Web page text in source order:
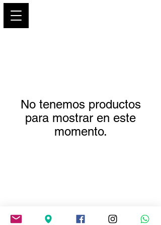
No tenemos productos
para mostrar en este
momento.